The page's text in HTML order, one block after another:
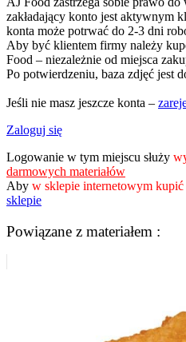
zakładający konto jest aktywnym
konta może potrwać do 2-3 dni
Aby być klientem firmy należy
Food – niezależnie od miejsca
Po potwierdzeniu, baza zdjęć jest
Jeśli nie masz jeszcze konta –
Zaloguj się
Logowanie w tym miejscu służy
darmowych materiałów
Aby w sklepie internetowym kupić
sklepie
Powiązane z materiałem :